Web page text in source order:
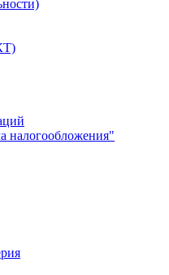
налогообложения"